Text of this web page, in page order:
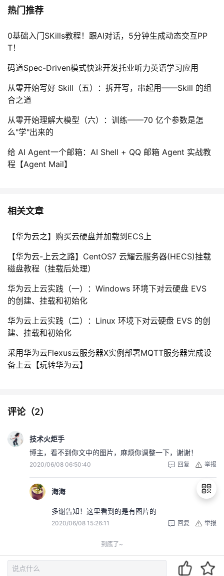
热门推荐
0基础入门SKills教程！跟AI对话，5分钟生成动态交互PP
T！
码道Spec-Driven模式快速开发托业听力英语学习应用
从零开始写好 Skill（五）：拆开写，串起用——Skill 的组
合之道
从零开始理解大模型（六）：训练——70 亿个参数是怎
么"学"出来的
给 AI Agent一个邮箱：AI Shell + QQ 邮箱 Agent 实战教
程【Agent Mail】
相关文章
【华为云之】购买云硬盘并加载到ECS上
【华为云-上云之路】CentOS7 云耀云服务器(HECS)挂载
磁盘教程（挂载后处理）
华为云上云实践（一）：Windows 环境下对云硬盘 EVS
的创建、挂载和初始化
华为云上云实践（二）：Linux 环境下对云硬盘 EVS 的创
建、挂载和初始化
采用华为云Flexus云服务器X实例部署MQTT服务器完成设
备上云【玩转华为云】
评论（2）
技术火炬手
博主，看不到你文中的图片，麻烦你调整一下，谢谢！
2020/06/08 06:50:40 举报
回复
海海
多谢告知！这里看到的是有图片的
2020/06/08 15:26:11 举报
回复
到底了~